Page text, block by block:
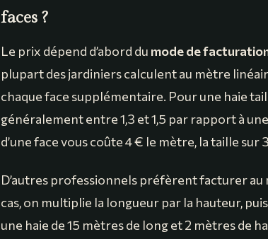
faces ?
Le prix dépend d’abord du mode de
plupart des jardiniers calculent au mètre
chaque face supplémentaire. Pour une haie
généralement entre 1,3 et 1,5 par rapport à
d’une face vous coûte 4 € le mètre, la taille
D’autres professionnels préfèrent facturer au
cas, on multiplie la longueur par la hauteur,
une haie de 15 mètres de long et 2 mètres de